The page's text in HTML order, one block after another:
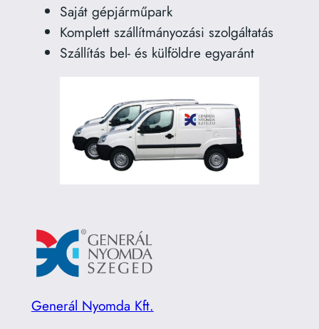
Saját gépjárműpark
Komplett szállítmányozási szolgáltatás
Szállítás bel- és külföldre egyaránt
Generál Nyomda Kft.